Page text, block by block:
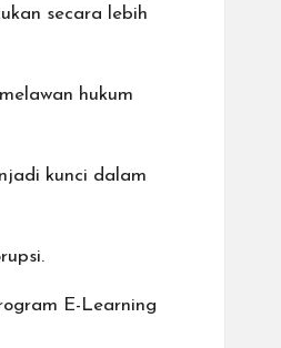
secara lebih
hukum
kunci dalam
E-Learning